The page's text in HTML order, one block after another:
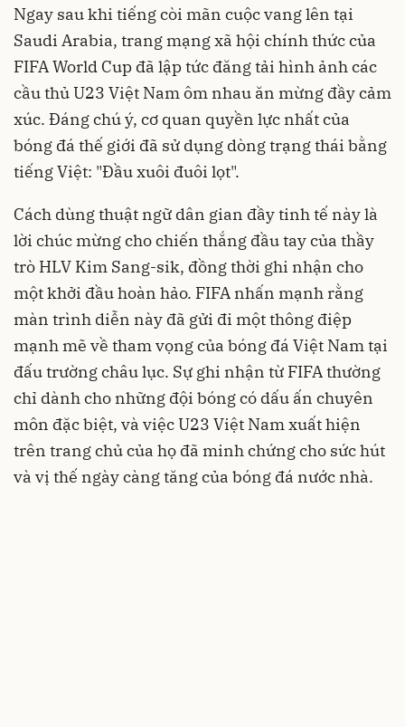
Ngay sau khi tiếng còi mãn cuộc vang lên tại
Saudi Arabia, trang mạng xã hội chính thức của
FIFA World Cup đã lập tức đăng tải hình ảnh các
cầu thủ U23 Việt Nam ôm nhau ăn mừng đầy cảm
xúc. Đáng chú ý, cơ quan quyền lực nhất của
bóng đá thế giới đã sử dụng dòng trạng thái bằng
tiếng Việt: "Đầu xuôi đuôi lọt".
Cách dùng thuật ngữ dân gian đầy tinh tế này là
lời chúc mừng cho chiến thắng đầu tay của thầy
trò HLV Kim Sang-sik, đồng thời ghi nhận cho
một khởi đầu hoàn hảo. FIFA nhấn mạnh rằng
màn trình diễn này đã gửi đi một thông điệp
mạnh mẽ về tham vọng của bóng đá Việt Nam tại
đấu trường châu lục. Sự ghi nhận từ FIFA thường
chỉ dành cho những đội bóng có dấu ấn chuyên
môn đặc biệt, và việc U23 Việt Nam xuất hiện
trên trang chủ của họ đã minh chứng cho sức hút
và vị thế ngày càng tăng của bóng đá nước nhà.